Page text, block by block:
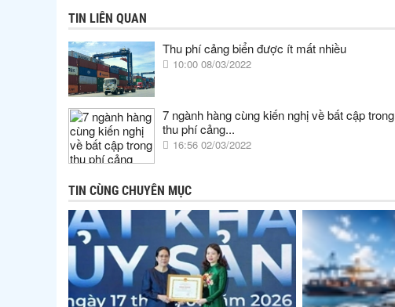
TIN LIÊN QUAN
Thu phí cảng biển được ít mất nhiều
10:00 08/03/2022
7 ngành hàng cùng kiến nghị về bất cập trong
thu phí cảng...
16:56 02/03/2022
TIN CÙNG CHUYÊN MỤC